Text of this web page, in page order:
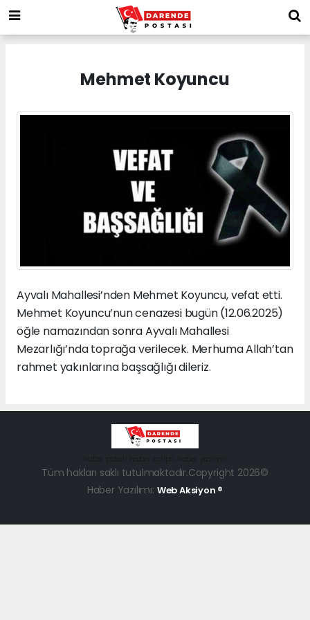
Mehmet Koyuncu
Ayvalı Mahallesi’nden Mehmet Koyuncu, vefat etti.
Mehmet Koyuncu’nun cenazesi bugün (12.06.2025)
öğle namazından sonra Ayvalı Mahallesi
Mezarlığı’nda toprağa verilecek. Merhuma Allah’tan
rahmet yakınlarına başsağlığı dileriz.
Tüm hakları saklı tutulmaktadır.Copyright 2026©
Haber Yazılımı: Web Aksiyon ®